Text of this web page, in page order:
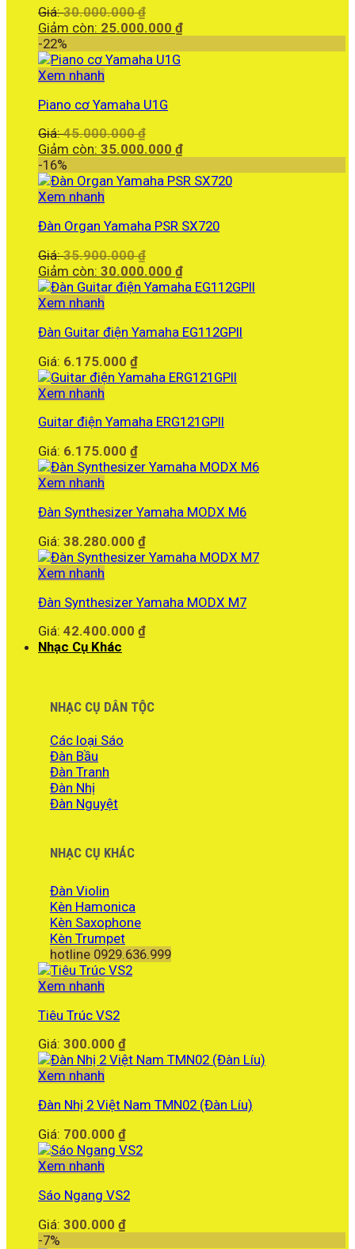
Giá:30.000.000₫
gốc
30.000.000 ₫.
Giảm còn: 25.000.000 ₫Giá
-22%
Xem nhanh
Piano cơ Yamaha U1G
Giá:45.000.000₫
gốc
45.000.000 ₫.
Giảm còn: 35.000.000 ₫Giá
tại
-16%
Xem nhanh
Đàn Organ Yamaha PSR SX720
Giá:35.900.000₫
gốc
là:
Giảm còn: 30.000.000 ₫Giá
hiện
30.000.000 ₫.
Xem nhanh
Đàn Guitar điện Yamaha EG112GPII
Giá: 6.175.000 ₫
Xem nhanh
Guitar điện Yamaha ERG121GPII
Giá: 6.175.000 ₫
Xem nhanh
Đàn Synthesizer Yamaha MODX M6
Giá: 38.280.000 ₫
Xem nhanh
Đàn Synthesizer Yamaha MODX M7
Giá: 42.400.000 ₫
Nhạc Cụ Khác
NHẠC CỤ DÂN TỘC
Các loại Sáo
Đàn Bầu
Đàn Tranh
Đàn Nhị
Đàn Nguyệt
NHẠC CỤ KHÁC
Đàn Violin
Kèn Hamonica
Kèn Saxophone
Kèn Trumpet
hotline 0929.636.999
Xem nhanh
Tiêu Trúc VS2
Giá: 300.000 ₫
Xem nhanh
Đàn Nhị 2 Việt Nam TMN02 (Đàn Líu)
Giá: 700.000 ₫
Xem nhanh
Sáo Ngang VS2
Giá: 300.000 ₫
-7%